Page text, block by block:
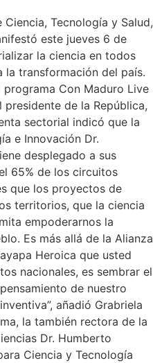
Tecnología y Salud,
este jueves 6 de
la ciencia en todos
la transformación del país.
Con Maduro Live
de la República,
sectorial indicó que la
e Innovación Dr.
desplegado a sus
65% de los circuitos
que los proyectos de
territorios, que la ciencia
empoderarnos la
Es más allá de la Alianza
Heroica que usted
nacionales, es sembrar el
de nuestro
añadió Grabriela
la también rectora de la
Dr. Humberto
Ciencia y Tecnología